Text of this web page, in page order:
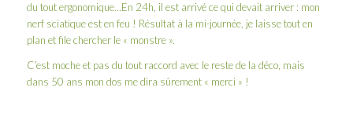
du tout ergonomique…En 24h, il est arrivé ce qui devait arriver : mon
nerf sciatique est en feu ! Résultat à la mi-journée, je laisse tout en
plan et file chercher le « monstre ».
C’est moche et pas du tout raccord avec le reste de la déco, mais
dans 50 ans mon dos me dira sûrement « merci » !